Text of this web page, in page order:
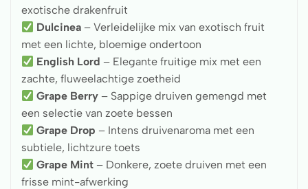
exotische drakenfruit
Dulcinea – Verleidelijke mix van exotisch fruit
met een lichte, bloemige ondertoon
English Lord – Elegante fruitige mix met een
zachte, fluweelachtige zoetheid
Grape Berry – Sappige druiven gemengd met
een selectie van zoete bessen
Grape Drop – Intens druivenaroma met een
subtiele, lichtzure toets
Grape Mint – Donkere, zoete druiven met een
frisse mint-afwerking